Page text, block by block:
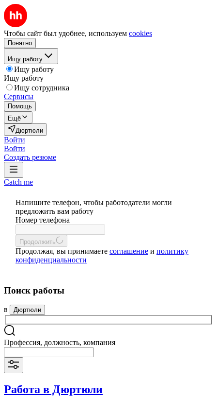
Чтобы сайт был удобнее, используем cookies
Понятно
Ищу работу
Ищу работу
Ищу работу
Ищу сотрудника
Сервисы
Помощь
Ещё
Дюртюли
Войти
Войти
Создать резюме
Catch me
Напишите телефон, чтобы работодатели могли
предложить вам работу
Номер телефона
Продолжить
Продолжая, вы принимаете соглашение и политику
конфиденциальности
Поиск работы
в Дюртюли
Профессия, должность, компания
Работа в Дюртюли